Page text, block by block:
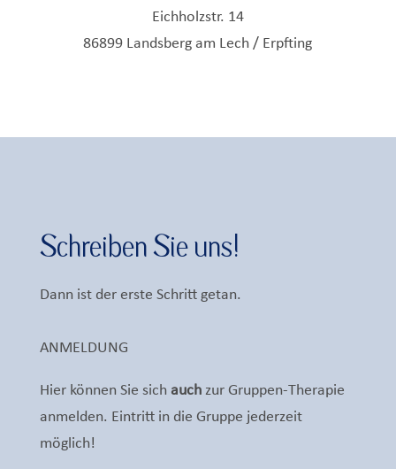
Eichholzstr. 14
86899 Landsberg am Lech / Erpfting
Schreiben Sie uns!
Dann ist der erste Schritt getan.
ANMELDUNG
Hier können Sie sich auchzur Gruppen-Therapie
anmelden. Eintritt in die Gruppe jederzeit
möglich!